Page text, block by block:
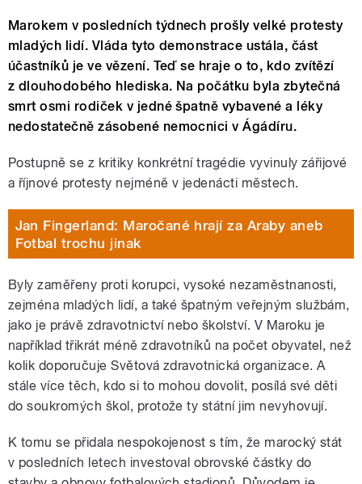
Marokem v posledních týdnech prošly velké protesty
mladých lidí. Vláda tyto demonstrace ustála, část
účastníků je ve vězení. Teď se hraje o to, kdo zvítězí
z dlouhodobého hlediska. Na počátku byla zbytečná
smrt osmi rodiček v jedné špatně vybavené a léky
nedostatečně zásobené nemocnici v Ágádíru.
Postupně se z kritiky konkrétní tragédie vyvinuly zářijové
a říjnové protesty nejméně v jedenácti městech.
Jan Fingerland: Maročané hrají za Araby aneb
Fotbal trochu jinak
Byly zaměřeny proti korupci, vysoké nezaměstnanosti,
zejména mladých lidí, a také špatným veřejným službám,
jako je právě zdravotnictví nebo školství. V Maroku je
například třikrát méně zdravotníků na počet obyvatel, než
kolik doporučuje Světová zdravotnická organizace. A
stále více těch, kdo si to mohou dovolit, posílá své děti
do soukromých škol, protože ty státní jim nevyhovují.
K tomu se přidala nespokojenost s tím, že marocký stát
v posledních letech investoval obrovské částky do